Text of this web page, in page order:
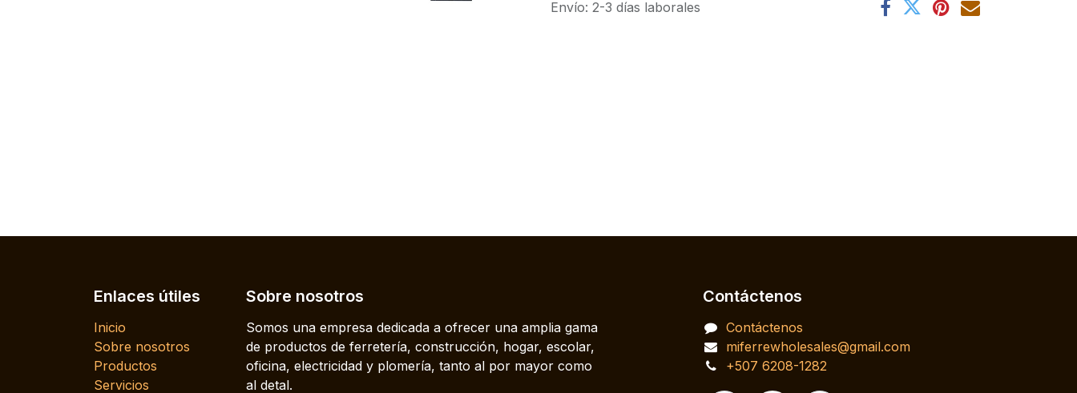
Envío: 2-3 días laborales
Enlaces útiles
Inicio
Sobre nosotros
Productos
Servicios
Sobre nosotros
Somos una empresa dedicada a ofrecer una amplia gama
de productos de ferretería, construcción, hogar, escolar,
oficina, electricidad y plomería, tanto al por mayor como
al detal.
Contáctenos
Contáctenos
miferrewholesales@gmail.com
+507 6208-1282